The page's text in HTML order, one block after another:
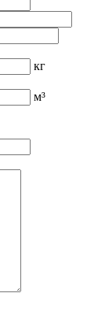
кг
м³